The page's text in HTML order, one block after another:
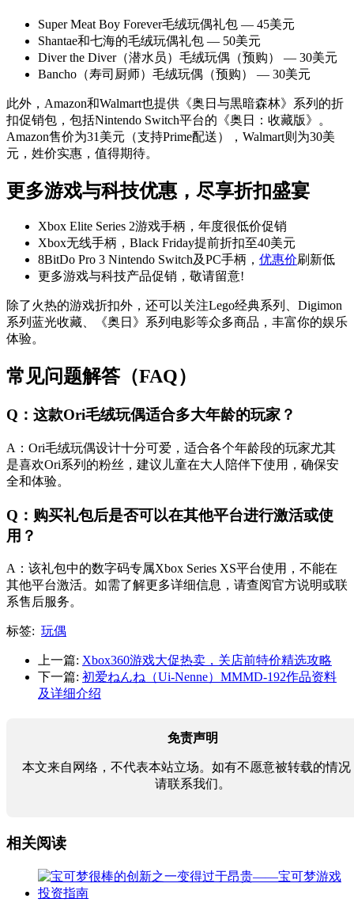
Super Meat Boy Forever毛绒玩偶礼包 — 45美元
Shantae和七海的毛绒玩偶礼包 — 50美元
Diver the Diver（潜水员）毛绒玩偶（预购） — 30美元
Bancho（寿司厨师）毛绒玩偶（预购） — 30美元
此外，Amazon和Walmart也提供《奥日与黒暗森林》系列的折
扣促销包，包括Nintendo Switch平台的《奥日：收藏版》。
Amazon售价为31美元（支持Prime配送），Walmart则为30美
元，姓价实惠，值得期待。
更多游戏与科技优惠，尽享折扣盛宴
Xbox Elite Series 2游戏手柄，年度很低价促销
Xbox无线手柄，Black Friday提前折扣至40美元
8BitDo Pro 3 Nintendo Switch及PC手柄， 优惠价刷新低
更多游戏与科技产品促销，敬请留意!
除了火热的游戏折扣外，还可以关注Lego经典系列、Digimon
系列蓝光收藏、《奥日》系列电影等众多商品，丰富你的娱乐
体验。
常见问题解答（FAQ）
Q：这款Ori毛绒玩偶适合多大年龄的玩家？
A：Ori毛绒玩偶设计十分可爱，适合各个年龄段的玩家尤其
是喜欢Ori系列的粉丝，建议儿童在大人陪伴下使用，确保安
全和体验。
Q：购买礼包后是否可以在其他平台进行激活或使
用？
A：该礼包中的数字码专属Xbox Series XS平台使用，不能在
其他平台激活。如需了解更多详细信息，请查阅官方说明或联
系售后服务。
标签: 玩偶
上一篇: Xbox360游戏大促热卖，关店前特价精选攻略
下一篇: 初爱ねんね（Ui-Nenne）MMMD-192作品资料
及详细介绍
免责声明
本文来自网络，不代表本站立场。如有不愿意被转载的情况
请联系我们。
相关阅读